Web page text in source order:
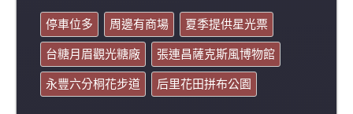
停車位多 周邊有商場
夏季提供星光票
台糖月眉觀光糖廠
張連昌薩克斯風博物館
永豐六分桐花步道
后里花田拼布公園